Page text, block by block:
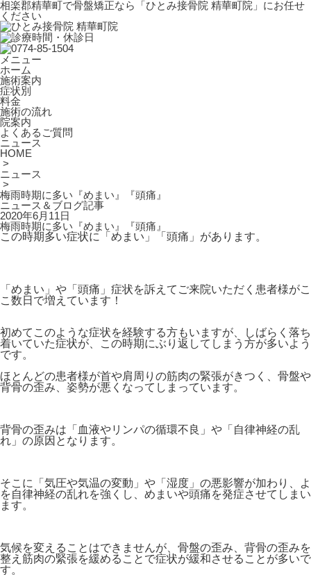
相楽郡精華町で骨盤矯正なら「ひとみ接骨院 精華町院」にお任せ
ください
メニュー
ホーム
施術案内
症状別
料金
施術の流れ
院案内
よくあるご質問
ニュース
HOME
>
ニュース
>
梅雨時期に多い『めまい』『頭痛』
ニュース＆ブログ記事
2020年6月11日
梅雨時期に多い『めまい』『頭痛』
この時期多い症状に「めまい」「頭痛」があります。
「めまい」や「頭痛」症状を訴えてご来院いただく患者様がこ
こ数日で増えています！
初めてこのような症状を経験する方もいますが、
しばらく落ち
着いていた症状が、この時期にぶり返してしまう方が多いよう
です。
ほとんどの患者様が首や肩周りの筋肉の緊張がきつく、骨盤や
背骨の歪み、姿勢が悪くなってしまっています。
背骨の歪みは「血液やリンパの循環不良」や「自律神経の乱
れ」の原因となります。
そこに「気圧や気温の変動」や「湿度」の悪影響が加わり、よ
を自律神経の乱れを強くし、めまいや頭痛を発症させてしまい
ます。
気候を変えることはできませんが、骨盤の歪み、背骨の歪みを
整え筋肉の緊張を緩めることで症状が緩和させることが多いで
す。